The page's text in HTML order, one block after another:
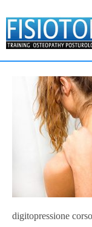
digitopressione